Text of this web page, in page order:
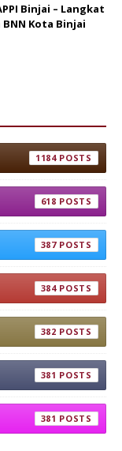
Binjai – Langkat
Kota Binjai
1184
618
387
384
382
381
381